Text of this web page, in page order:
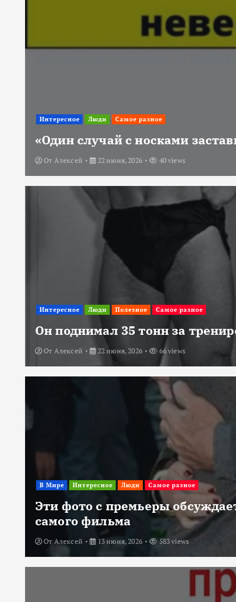
Интересное Люди Самое разное
«Один случай с носками
От Алексей 22 июня, 2026 40 views
Интересное Люди Полезное Самое разное
Он поднимал 35 тонн за
От Алексей 22 июня, 2026 66 views
В Мире Интересное Люди Самое разное
Эти фото с премьеры
самого фильма
От Алексей 13 июня, 2026 583 views